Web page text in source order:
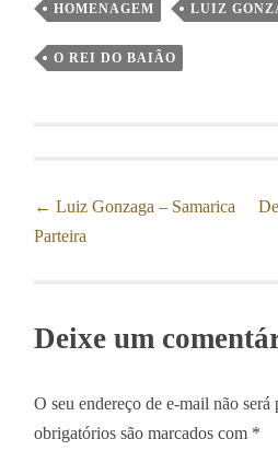
HOMENAGEM LUIZ
O REI DO BAIÃO
Post
← Luiz Gonzaga – Samarica
Parteira
Deixe um
O seu endereço de e-mail não será
obrigatórios são marcados com *